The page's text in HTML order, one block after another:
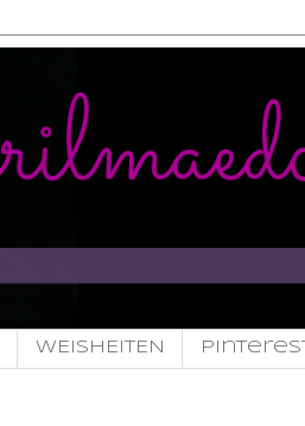
WEISHEITEN pinterest